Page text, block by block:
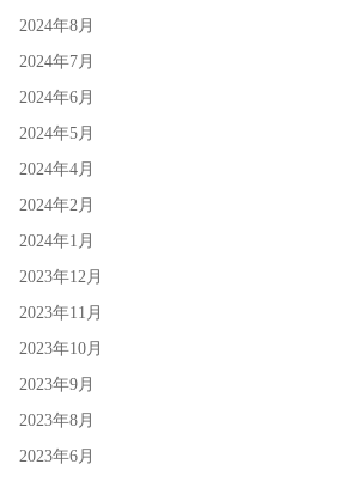
2024年8月
2024年7月
2024年6月
2024年5月
2024年4月
2024年2月
2024年1月
2023年12月
2023年11月
2023年10月
2023年9月
2023年8月
2023年6月